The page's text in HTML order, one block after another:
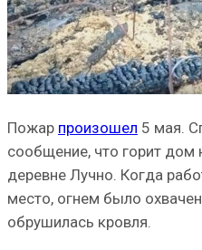
Пожар произошел 5 мая.
сообщение, что горит дом
деревне Лучно. Когда
место, огнем было
обрушилась кровля.